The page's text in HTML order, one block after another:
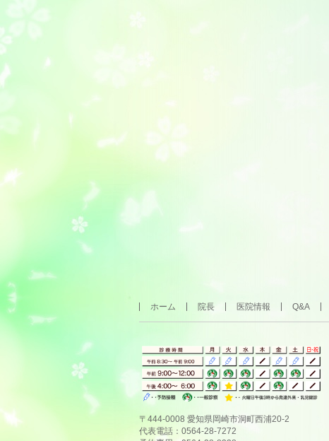
ホーム 院長 医院情報 Q&A
〒444-0008 愛知県岡崎市洞町西浦20-2
代表電話：0564-28-7272